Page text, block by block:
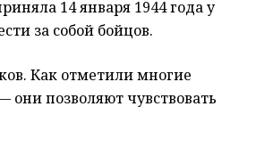
14 января 1944 года у
за собой бойцов.
Как отметили многие
позволяют чувствовать